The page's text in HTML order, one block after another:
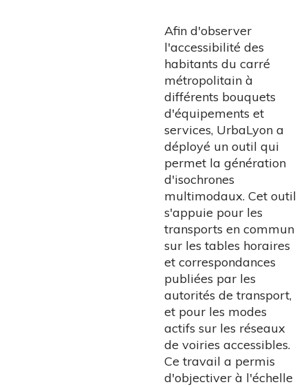
Afin d'observer
l'accessibilité des
habitants du carré
métropolitain à
différents bouquets
d'équipements et
services, UrbaLyon a
déployé un outil qui
permet la génération
d'isochrones
multimodaux. Cet outil
s'appuie pour les
transports en commun
sur les tables horaires
et correspondances
publiées par les
autorités de transport,
et pour les modes
actifs sur les réseaux
de voiries accessibles.
Ce travail a permis
d'objectiver à l'échelle